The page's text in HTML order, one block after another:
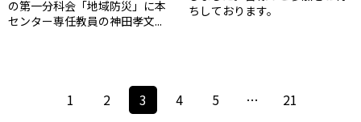
の第一分科会「地域防災」に本
センター専任教員の神田孝文...
ちしております。
1 2 3 4 5 … 21